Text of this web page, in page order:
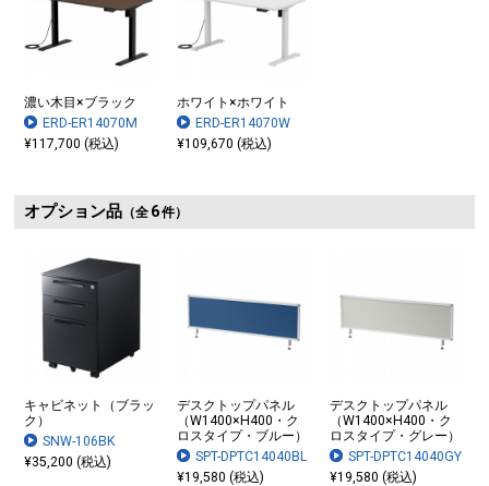
濃い木目×ブラック
ERD-ER14070M
¥117,700 (税込)
ホワイト×ホワイト
ERD-ER14070W
¥109,670 (税込)
オプション品（全 6件）
キャビネット（ブラッ
ク）
SNW-106BK
¥35,200 (税込)
デスクトップパネル
（W1400×H400・ク
ロスタイプ・ブルー）
SPT-DPTC14040BL
¥19,580 (税込)
デスクトップパネル
（W1400×H400・ク
ロスタイプ・グレー）
SPT-DPTC14040GY
¥19,580 (税込)